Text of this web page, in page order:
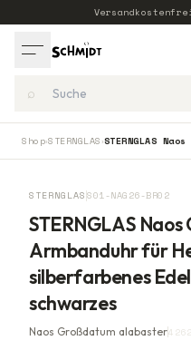
⌕
Shop›STERNGLAS ›
STERNGLAS S01-NAG26-BR02
STERNGLAS
Armbanduhr für
silberfarbenes
schwarzes
Naos Großdatum alabaster